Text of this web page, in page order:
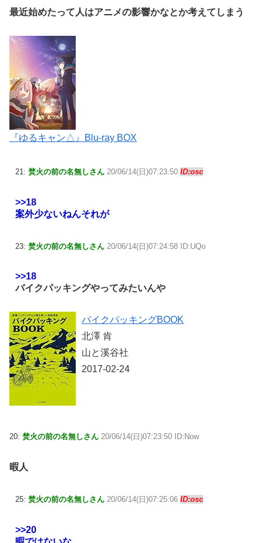
最近始めたって人はアニメの影響かなとか考えてしまう
『ゆるキャン△』Blu-ray BOX
21: 焚火の前の名無しさん 20/06/14(日)07:23:50 ID:osc
>>18
案外少ないねんそれが
23: 焚火の前の名無しさん 20/06/14(日)07:24:58 ID:UQo
>>18
バイクパッキングやってみたいんや
バイクパッキングBOOK
北澤 肯
山と溪谷社
2017-02-24
20: 焚火の前の名無しさん 20/06/14(日)07:23:50 ID:Now
暇人
25: 焚火の前の名無しさん 20/06/14(日)07:25:06 ID:osc
>>20